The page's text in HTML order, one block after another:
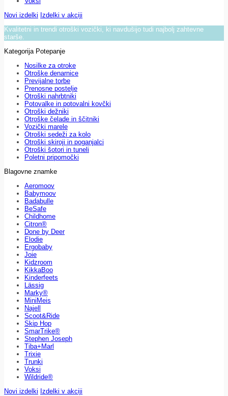
Novi izdelki Izdelki v akciji
Kvalitetni in trendi otroški vozički, ki navdušijo tudi najbolj zahtevne
starše.
Kategorija Potepanje
Nosilke za otroke
Otroške denarnice
Previjalne torbe
Prenosne postelje
Otroški nahrbtniki
Potovalke in potovalni kovčki
Otroški dežniki
Otroške čelade in ščitniki
Vozički marele
Otroški sedeži za kolo
Otroški skiroji in poganjalci
Otroški šotori in tuneli
Poletni pripomočki
Blagovne znamke
Aeromoov
Babymoov
Badabulle
BeSafe
Childhome
Citron®
Done by Deer
Elodie
Ergobaby
Joie
Kidzroom
KikkaBoo
Kinderfeets
Lässig
Marky®
MiniMeis
Najell
Scoot&Ride
Skip Hop
SmarTrike®
Stephen Joseph
Tiba+Marl
Trixie
Trunki
Voksi
Wildride®
Novi izdelki Izdelki v akciji